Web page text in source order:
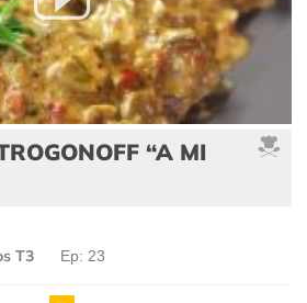
“A MI
T3 Ep: 23